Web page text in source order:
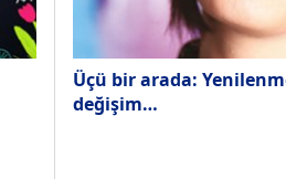
Üçü bir arada:
değişim…